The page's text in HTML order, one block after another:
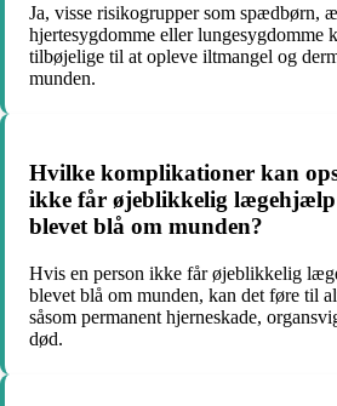
Ja, visse risikogrupper som spædbørn,
hjertesygdomme eller lungesygdomme
tilbøjelige til at opleve iltmangel og
munden.
Hvilke komplikationer kan
ikke får øjeblikkelig
blevet blå om munden?
Hvis en person ikke får øjeblikkelig
blevet blå om munden, kan det føre til
såsom permanent hjerneskade,
død.